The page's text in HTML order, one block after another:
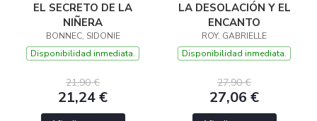
EL SECRETO DE LA
NIÑERA
BONNEC, SIDONIE
Disponibilidad inmediata.
21,90 €
21,24 €
LA DESOLACIÓN Y EL
ENCANTO
ROY, GABRIELLE
Disponibilidad inmediata.
27,90 €
27,06 €